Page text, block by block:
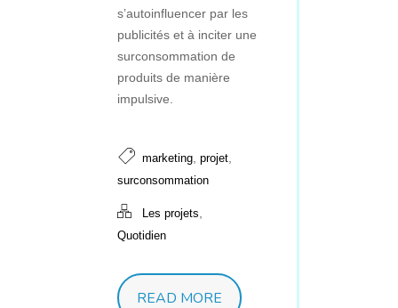
s’autoinfluencer par les
publicités et à inciter une
surconsommation de
produits de manière
impulsive.
marketing projet
surconsommation
Les projets
Quotidien
READ MORE